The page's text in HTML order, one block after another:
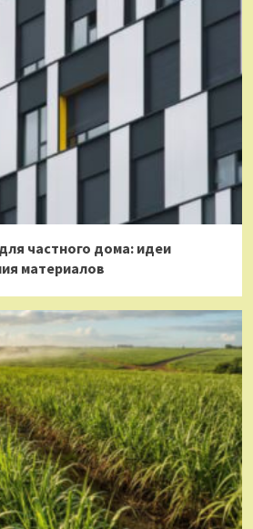
частного дома: идеи
материалов